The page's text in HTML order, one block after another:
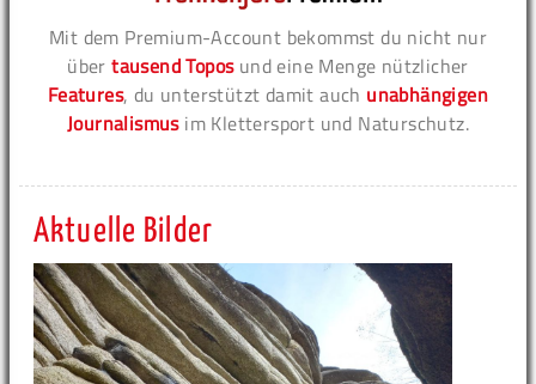
Mit dem Premium-Account bekommst du nicht nur
übertausend Toposund eine Menge nützlicher
Features, du unterstützt damit auch unabhängigen
Journalismusim Klettersport und Naturschutz.
Aktuelle Bilder